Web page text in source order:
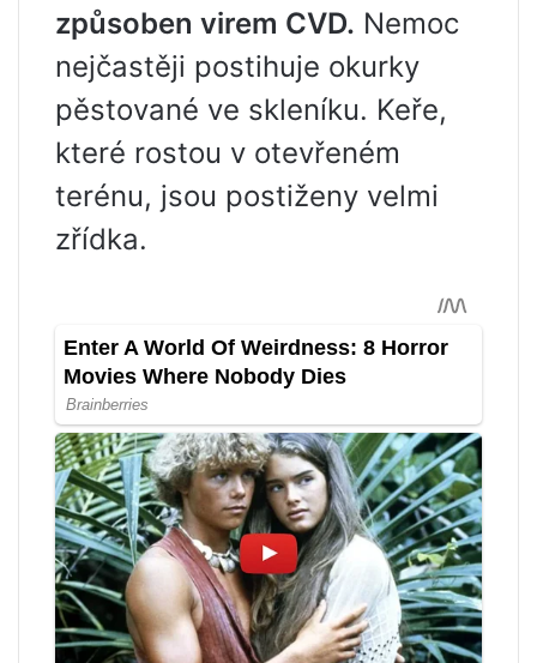
způsoben virem CVD. Nemoc
nejčastěji postihuje okurky
pěstované ve skleníku. Keře,
které rostou v otevřeném
terénu, jsou postiženy velmi
zřídka.